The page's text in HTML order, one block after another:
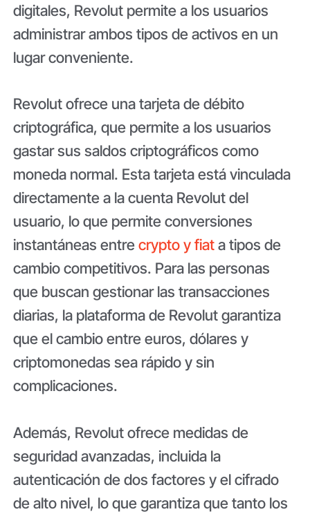
digitales, Revolut permite a los usuarios
administrar ambos tipos de activos en un
lugar conveniente.
Revolut ofrece una tarjeta de débito
criptográfica, que permite a los usuarios
gastar sus saldos criptográficos como
moneda normal. Esta tarjeta está vinculada
directamente a la cuenta Revolut del
usuario, lo que permite conversiones
instantáneas entrecrypto y fiata tipos de
cambio competitivos. Para las personas
que buscan gestionar las transacciones
diarias, la plataforma de Revolut garantiza
que el cambio entre euros, dólares y
criptomonedas sea rápido y sin
complicaciones.
Además, Revolut ofrece medidas de
seguridad avanzadas, incluida la
autenticación de dos factores y el cifrado
de alto nivel, lo que garantiza que tanto los